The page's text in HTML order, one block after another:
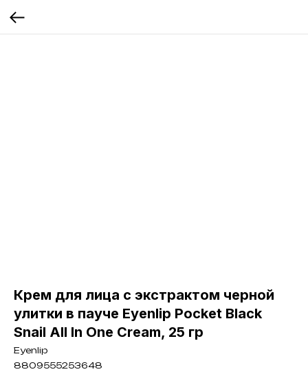
Крем для лица с экстрактом черной
улитки в пауче Eyenlip Pocket Black
Snail All In One Cream, 25 гр
Eyenlip
8809555253648